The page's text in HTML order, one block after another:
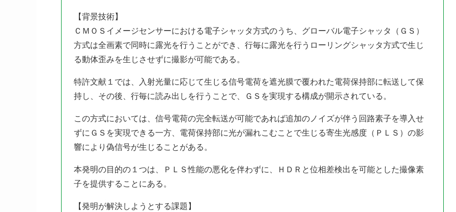
【背景技術】
ＣＭＯＳイメージセンサーにおける電子シャッタ方式のうち、グローバル電子シャッタ（ＧＳ）
方式は全画素で同時に露光を行うことができ、行毎に露光を行うローリングシャッタ方式で生じ
る動体歪みを生じさせずに撮影が可能である。
特許文献１では、入射光量に応じて生じる信号電荷を遮光膜で覆われた電荷保持部に転送して保
持し、その後、行毎に読み出しを行うことで、ＧＳを実現する構成が開示されている。
この方式においては、信号電荷の完全転送が可能であれば追加のノイズが伴う回路素子を導入せ
ずにＧＳを実現できる一方、電荷保持部に光が漏れこむことで生じる寄生光感度（ＰＬＳ）の影
響により偽信号が生じることがある。
本発明の目的の１つは、ＰＬＳ性能の悪化を伴わずに、ＨＤＲと位相差検出を可能とした撮像素
子を提供することにある。
【発明が解決しようとする課題】